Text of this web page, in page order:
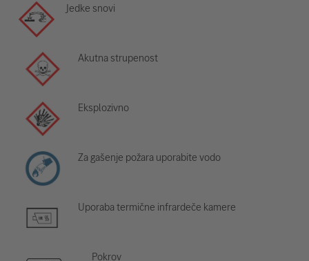
Jedke snovi
Akutna strupenost
Eksplozivno
Za gašenje požara uporabite vodo
Uporaba termične infrardeče kamere
Pokrov